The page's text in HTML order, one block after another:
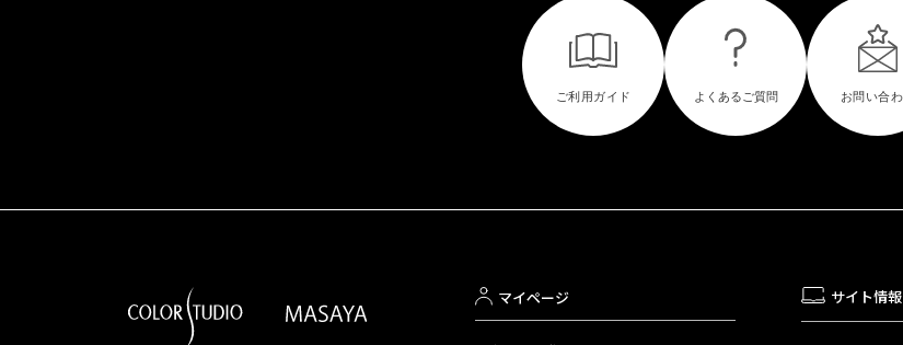
マイページ サイト情報